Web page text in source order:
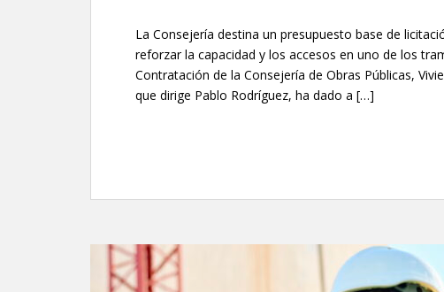
La Consejería destina un presupuesto base de
reforzar la capacidad y los accesos en uno de los
Contratación de la Consejería de Obras Públicas,
que dirige Pablo Rodríguez, ha dado a […]